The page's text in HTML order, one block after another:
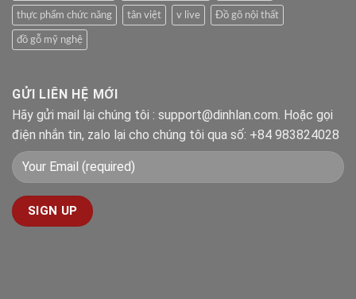
thực phẩm chức năng tân việt v live Đồ gõ nội thất
đồ gỗ mỹ nghệ
GỬI LIÊN HỆ MỚI
Hãy gửi mail lại chúng tôi : support@dinhlan.com. Hoặc gọi
điện nhắn tin, zalo lại cho chúng tôi qua số: +84 983824028